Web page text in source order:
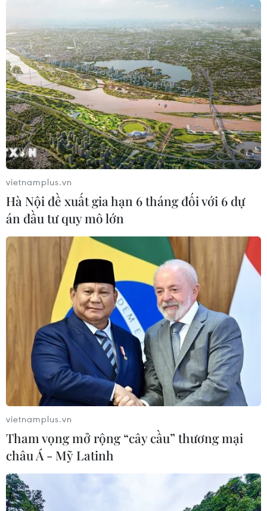
Nam Định
Ninh Bình
Ninh Thuận
Nghệ An
Phú Thọ Phú Yên
Quảng Bình
Quảng Nam
Quảng Ngãi
Quảng Trị
Sóc Trăng
Sơn La Tây Ninh
Tiền Giang
Tp. Hồ Chí Minh
TP. Huế
Tuyên Quang
Thái Bình
Thái Nguyên
Thanh Hóa
Trà Vinh
Vĩnh Long Vĩnh Phúc
Yên Bái
Đắk Nông
Hậu Giang Điện Biên
Theo dõi VietnamPlus
TIN LIÊN QUAN
vietnamplus.vn
Hà Nội đề xuất gia hạn 6 tháng đối với 6 dự
án đầu tư quy mô lớn
vietnamplus.vn
Tham vọng mở rộng “cây cầu” thương mại
châu Á - Mỹ Latinh